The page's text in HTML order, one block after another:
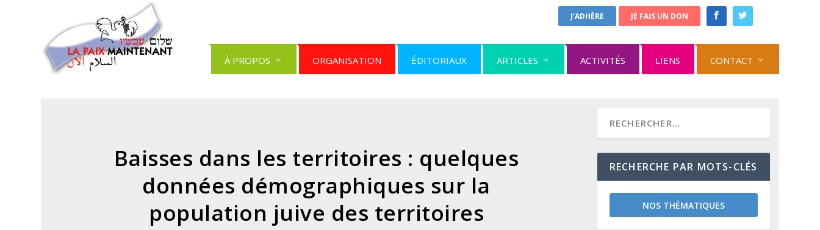
J'ADHÈRE JE FAIS UN DON
À PROPOS ORGANISATION ÉDITORIAUX ARTICLES ACTIVITÉS LIENS CONTACT
Baisses dans les territoires : quelques
données démographiques sur la
population juive des territoires
RECHERCHE PAR MOTS-CLÉS
NOS THÉMATIQUES